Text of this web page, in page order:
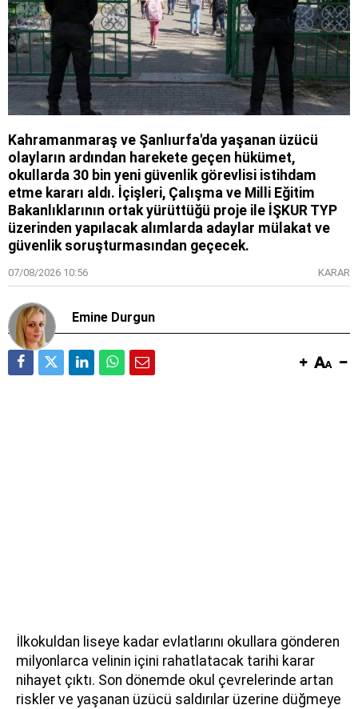
Kahramanmaraş ve Şanlıurfa'da yaşanan üzücü
olayların ardından harekete geçen hükümet,
okullarda 30 bin yeni güvenlik görevlisi istihdam
etme kararı aldı. İçişleri, Çalışma ve Milli Eğitim
Bakanlıklarının ortak yürüttüğü proje ile İŞKUR TYP
üzerinden yapılacak alımlarda adaylar mülakat ve
güvenlik soruşturmasından geçecek.
07/08/2026 10:56 KARAR
Emine Durgun
İlkokuldan liseye kadar evlatlarını okullara gönderen
milyonlarca velinin içini rahatlatacak tarihi karar
nihayet çıktı. Son dönemde okul çevrelerinde artan
riskler ve yaşanan üzücü saldırılar üzerine düğmeye